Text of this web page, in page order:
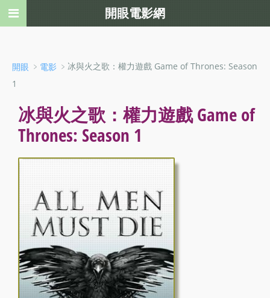
開眼 ﹥ 電影 ﹥冰與火之歌：權力遊戲 Game of Thrones: Season
1
冰與火之歌：權力遊戲 Game of
Thrones: Season 1
開眼電影網